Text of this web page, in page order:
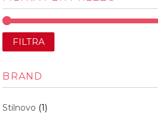
FILTRA
BRAND
Stilnovo (1)